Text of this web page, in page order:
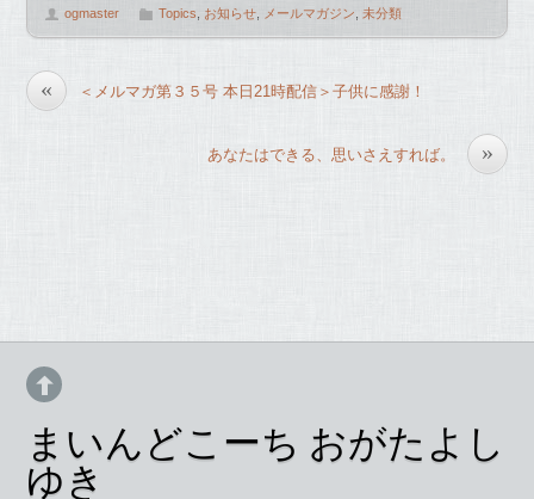
c
b
tt
ail
ogmaster Topics お知らせ メールマガジン ,未分類
« ＜メルマガ第３５号 本日21時配信＞子供に感謝！
»
あなたはできる、思いさえすれば。
まいんどこーち おがたよし
ゆき